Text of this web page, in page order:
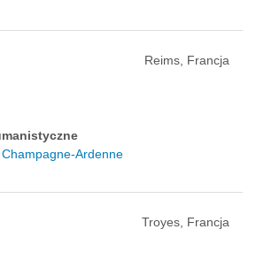
Reims, Francja
Ardenne
Troyes, Francja